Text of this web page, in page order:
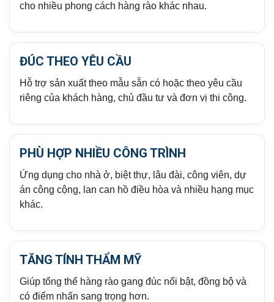
cho nhiều phong cách hàng rào khác nhau.
ĐÚC THEO YÊU CẦU
Hỗ trợ sản xuất theo mẫu sẵn có hoặc theo yêu cầu
riêng của khách hàng, chủ đầu tư và đơn vị thi công.
PHÙ HỢP NHIỀU CÔNG TRÌNH
Ứng dụng cho nhà ở, biệt thự, lâu đài, công viên, dự
án công cộng, lan can hồ điều hòa và nhiều hạng mục
khác.
TĂNG TÍNH THẨM MỸ
Giúp tổng thể hàng rào gang đúc nổi bật, đồng bộ và
có điểm nhấn sang trọng hơn.